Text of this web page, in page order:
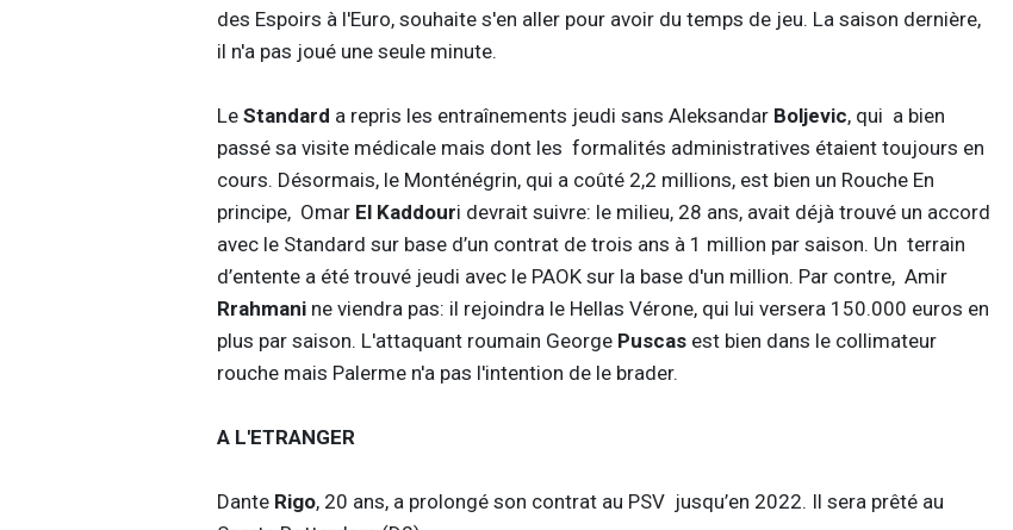
des Espoirs à l'Euro, souhaite s'en aller pour avoir du temps de jeu. La saison dernière,
il n'a pas joué une seule minute.
Le Standard a repris les entraînements jeudi sans Aleksandar Boljevic, qui a bien
passé sa visite médicale mais dont les formalités administratives étaient toujours en
cours. Désormais, le Monténégrin, qui a coûté 2,2 millions, est bien un Rouche En
principe, Omar El Kaddouri devrait suivre: le milieu, 28 ans, avait déjà trouvé un accord
avec le Standard sur base d’un contrat de trois ans à 1 million par saison. Un terrain
d’entente a été trouvé jeudi avec le PAOK sur la base d'un million. Par contre, Amir
Rrahmani ne viendra pas: il rejoindra le Hellas Vérone, qui lui versera 150.000 euros en
plus par saison. L'attaquant roumain George Puscasest bien dans le collimateur
rouche mais Palerme n'a pas l'intention de le brader.
A L'ETRANGER
Dante Rigo, 20 ans, a prolongé son contrat au PSV jusqu’en 2022. Il sera prêté au